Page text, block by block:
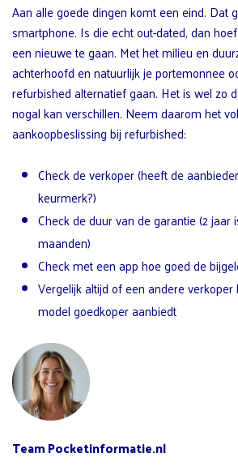
Aan alle goede dingen komt een eind. Dat
smartphone. Is die echt out-dated, dan
een nieuwe te gaan. Met het milieu en
achterhoofd en natuurlijk je portemonnee
refurbished alternatief gaan. Het is wel zo
nogal kan verschillen. Neem daarom het
aankoopbeslissing bij refurbished:
Check de verkoper (heeft de
keurmerk?)
Check de duur van de garantie (2 jaar
maanden)
Check met een app hoe goed de
Vergelijk altijd of een andere
model goedkoper aanbiedt
Team Pocketinformatie.nl